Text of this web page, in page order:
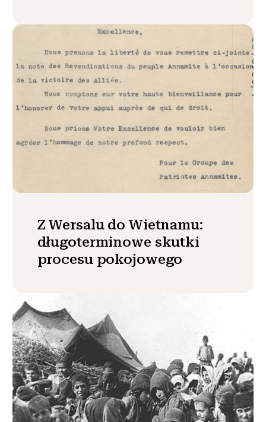
Z Wersalu do Wietnamu:
długoterminowe skutki
procesu pokojowego